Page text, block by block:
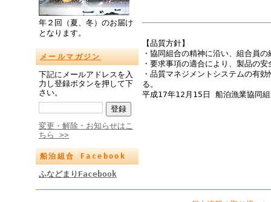
年２回（夏、冬）のお届け
となります。
メールマガジン
下記にメールアドレスを入
力し登録ボタンを押して下
さい。
変更・解除・お知らせはこ
ちら >>
船泊組合 Facebook
ふなどまりFacebook
【品質方針】
・協同組合の精神に沿い、組合員
・要求事項の適合により、製品の
・品質マネジメントシステムの有
る。
平成17年12月15日 船泊漁業協同